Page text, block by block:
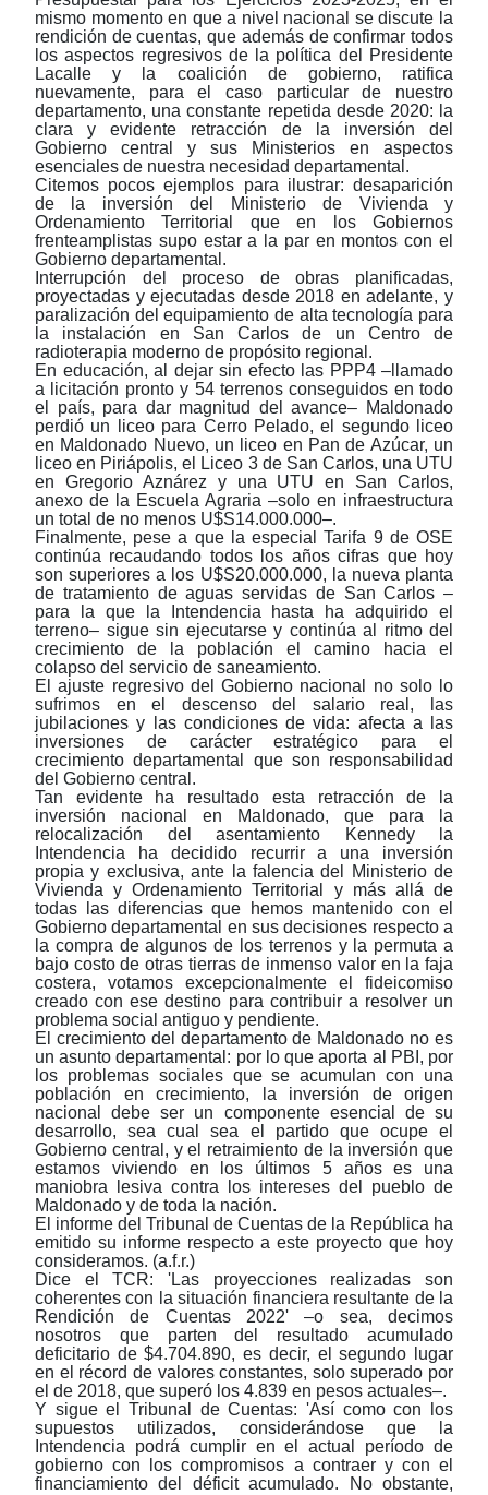
mismo momento en que a nivel nacional se discute la
rendición de cuentas, que además de confirmar todos
los aspectos regresivos de la política del Presidente
Lacalle y la coalición de gobierno, ratifica
nuevamente, para el caso particular de nuestro
departamento, una constante repetida desde 2020: la
clara y evidente retracción de la inversión del
Gobierno central y sus Ministerios en aspectos
esenciales de nuestra necesidad departamental.
Citemos pocos ejemplos para ilustrar: desaparición
de la inversión del Ministerio de Vivienda y
Ordenamiento Territorial que en los Gobiernos
frenteamplistas supo estar a la par en montos con el
Gobierno departamental.
Interrupción del proceso de obras planificadas,
proyectadas y ejecutadas desde 2018 en adelante, y
paralización del equipamiento de alta tecnología para
la instalación en San Carlos de un Centro de
radioterapia moderno de propósito regional.
En educación, al dejar sin efecto las PPP4 ‒ llamado
a licitación pronto y 54 terrenos conseguidos en todo
el país, para dar magnitud del avance‒ Maldonado
perdió un liceo para Cerro Pelado, el segundo liceo
en Maldonado Nuevo, un liceo en Pan de Azúcar, un
liceo en Piriápolis, el Liceo 3 de San Carlos, una UTU
en Gregorio Aznárez y una UTU en San Carlos,
anexo de la Escuela Agraria ‒solo en infraestructura
un total de no menos U$S14.000.000‒.
Finalmente, pese a que la especial Tarifa 9 de OSE
continúa recaudando todos los años cifras que hoy
son superiores a los U$S20.000.000, la nueva planta
de tratamiento de aguas servidas de San Carlos ‒
para la que la Intendencia hasta ha adquirido el
terreno‒ sigue sin ejecutarse y continúa al ritmo del
crecimiento de la población el camino hacia el
colapso del servicio de saneamiento.
El ajuste regresivo del Gobierno nacional no solo lo
sufrimos en el descenso del salario real, las
jubilaciones y las condiciones de vida: afecta a las
inversiones de carácter estratégico para el
crecimiento departamental que son responsabilidad
del Gobierno central.
Tan evidente ha resultado esta retracción de la
inversión nacional en Maldonado, que para la
relocalización del asentamiento Kennedy la
Intendencia ha decidido recurrir a una inversión
propia y exclusiva, ante la falencia del Ministerio de
Vivienda y Ordenamiento Territorial y más allá de
todas las diferencias que hemos mantenido con el
Gobierno departamental en sus decisiones respecto a
la compra de algunos de los terrenos y la permuta a
bajo costo de otras tierras de inmenso valor en la faja
costera, votamos excepcionalmente el fideicomiso
creado con ese destino para contribuir a resolver un
problema social antiguo y pendiente.
El crecimiento del departamento de Maldonado no es
un asunto departamental: por lo que aporta al PBI, por
los problemas sociales que se acumulan con una
población en crecimiento, la inversión de origen
nacional debe ser un componente esencial de su
desarrollo, sea cual sea el partido que ocupe el
Gobierno central, y el retraimiento de la inversión que
estamos viviendo en los últimos 5 años es una
maniobra lesiva contra los intereses del pueblo de
Maldonado y de toda la nación.
El informe del Tribunal de Cuentas de la República ha
emitido su informe respecto a este proyecto que hoy
consideramos. (a.f.r.)
Dice el TCR: 'Las proyecciones realizadas son
coherentes con la situación financiera resultante de la
Rendición de Cuentas 2022'‒o sea, decimos
nosotros que parten del resultado acumulado
deficitario de $4.704.890, es decir, el segundo lugar
en el récord de valores constantes, solo superado por
el de 2018, que superó los 4.839 en pesos actuales‒.
Y sigue el Tribunal de Cuentas: 'Así como con los
supuestos utilizados, considerándose que la
Intendencia podrá cumplir en el actual período de
gobierno con los compromisos a contraer y con el
financiamiento del déficit acumulado. No obstante,